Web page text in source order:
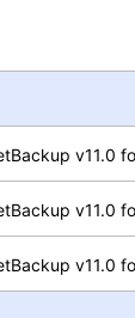
v11.0
v11.0
v11.0